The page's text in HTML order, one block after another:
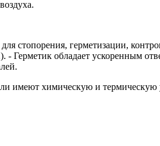
стопорения, герметизации,
- Герметик обладает ускоренным
имеют химическую и термическую